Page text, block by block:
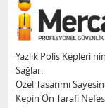
Yazlık Polis
Sağlar.
Özel Tasarımı
Kepin Ön Tarafı